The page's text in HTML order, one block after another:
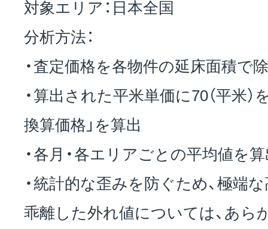
対象エリア：日本全国
分析方法：
・査定価格を各物件の延床面積で
・算出された平米単価に70（平米
換算価格」を算出
・各月・各エリアごとの平均値を
・統計的な歪みを防ぐため、極端
乖離した外れ値については、あら